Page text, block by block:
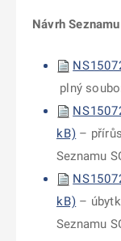
Návrh
plný
kB) –
Seznamu
kB) –
Seznamu